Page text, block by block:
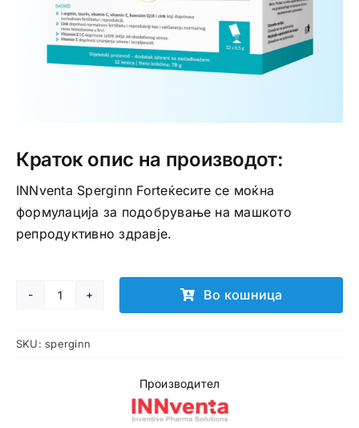
Медицински апрати
Нега на кожа
Краток опис на производот:
INNventa Sperginn Forteќесите се моќна
формулација за подобрување на машкото
репродуктивно здравје.
SPERGINN
ќеси
Во кошница
SKU: sperginn
Производител